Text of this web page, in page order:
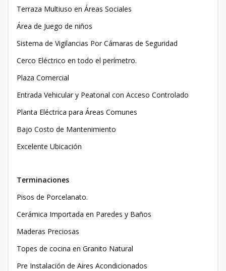
Terraza Multiuso en Áreas Sociales
Área de Juego de niños
Sistema de Vigilancias Por Cámaras de Seguridad
Cerco Eléctrico en todo el perímetro.
Plaza Comercial
Entrada Vehicular y Peatonal con Acceso Controlado
Planta Eléctrica para Áreas Comunes
Bajo Costo de Mantenimiento
Excelente Ubicación
Terminaciones
Pisos de Porcelanato.
Cerámica Importada en Paredes y Baños
Maderas Preciosas
Topes de cocina en Granito Natural
Pre Instalación de Aires Acondicionados